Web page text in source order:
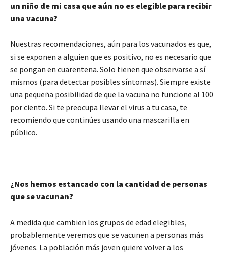
un niño de mi casa que aún no es elegible para recibir
una vacuna?
Nuestras recomendaciones, aún para los vacunados es que,
si se exponen a alguien que es positivo, no es necesario que
se pongan en cuarentena. Solo tienen que observarse a sí
mismos (para detectar posibles síntomas). Siempre existe
una pequeña posibilidad de que la vacuna no funcione al 100
por ciento. Si te preocupa llevar el virus a tu casa, te
recomiendo que continúes usando una mascarilla en
público.
¿Nos hemos estancado con la cantidad de personas
que se vacunan?
A medida que cambien los grupos de edad elegibles,
probablemente veremos que se vacunen a personas más
jóvenes. La población más joven quiere volver a los